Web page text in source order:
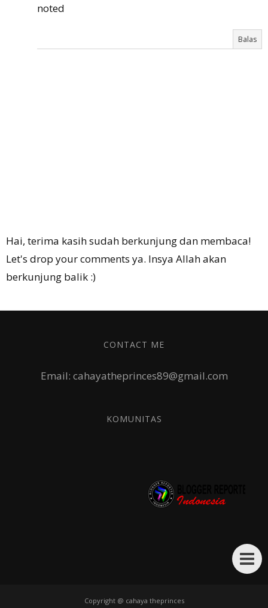
noted
Balas
Hai, terima kasih sudah berkunjung dan membaca!
Let's drop your comments ya. Insya Allah akan
berkunjung balik :)
CONTACT ME
Email: cahayatheprinces89@gmail.com
KOMUNITAS
Copyright @ cahaya theprinces